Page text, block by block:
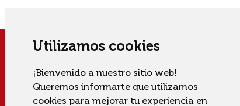
Utilizamos cookies
¡Bienvenido a nuestro sitio web!
Queremos informarte que utilizamos
cookies para mejorar tu experiencia en